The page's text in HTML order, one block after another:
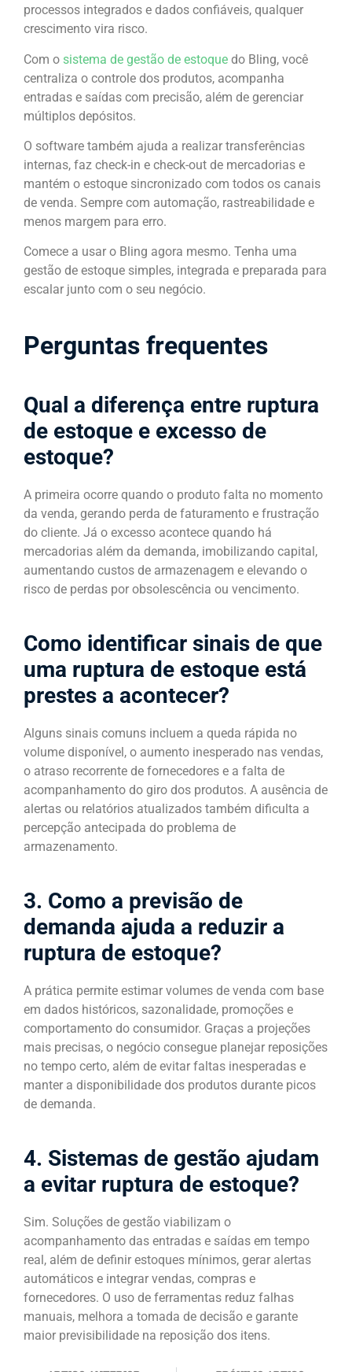
processos integrados e dados confiáveis, qualquer
crescimento vira risco.
Com o sistema de gestão de estoque do Bling, você
centraliza o controle dos produtos, acompanha
entradas e saídas com precisão, além de gerenciar
múltiplos depósitos.
O software também ajuda a realizar transferências
internas, faz check-in e check-out de mercadorias e
mantém o estoque sincronizado com todos os canais
de venda. Sempre com automação, rastreabilidade e
menos margem para erro.
Comece a usar o Bling agora mesmo. Tenha uma
gestão de estoque simples, integrada e preparada para
escalar junto com o seu negócio.
Perguntas frequentes
Qual a diferença entre ruptura
de estoque e excesso de
estoque?
A primeira ocorre quando o produto falta no momento
da venda, gerando perda de faturamento e frustração
do cliente. Já o excesso acontece quando há
mercadorias além da demanda, imobilizando capital,
aumentando custos de armazenagem e elevando o
risco de perdas por obsolescência ou vencimento.
Como identificar sinais de que
uma ruptura de estoque está
prestes a acontecer?
Alguns sinais comuns incluem a queda rápida no
volume disponível, o aumento inesperado nas vendas,
o atraso recorrente de fornecedores e a falta de
acompanhamento do giro dos produtos. A ausência de
alertas ou relatórios atualizados também dificulta a
percepção antecipada do problema de
armazenamento.
3. Como a previsão de
demanda ajuda a reduzir a
ruptura de estoque?
A prática permite estimar volumes de venda com base
em dados históricos, sazonalidade, promoções e
comportamento do consumidor. Graças a projeções
mais precisas, o negócio consegue planejar reposições
no tempo certo, além de evitar faltas inesperadas e
manter a disponibilidade dos produtos durante picos
de demanda.
4. Sistemas de gestão ajudam
a evitar ruptura de estoque?
Sim. Soluções de gestão viabilizam o
acompanhamento das entradas e saídas em tempo
real, além de definir estoques mínimos, gerar alertas
automáticos e integrar vendas, compras e
fornecedores. O uso de ferramentas reduz falhas
manuais, melhora a tomada de decisão e garante
maior previsibilidade na reposição dos itens.